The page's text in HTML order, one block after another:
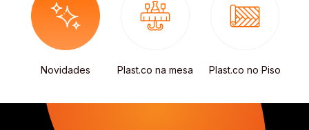
Novidades Plast.co na mesa Plast.co no Piso